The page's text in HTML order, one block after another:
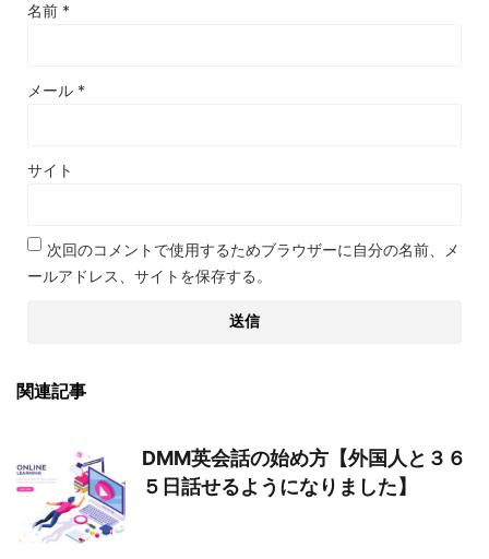
名前 *
メール *
サイト
次回のコメントで使用するためブラウザーに自分の名前、メ
ールアドレス、サイトを保存する。
関連記事
DMM英会話の始め方【外国人と３６
５日話せるようになりました】